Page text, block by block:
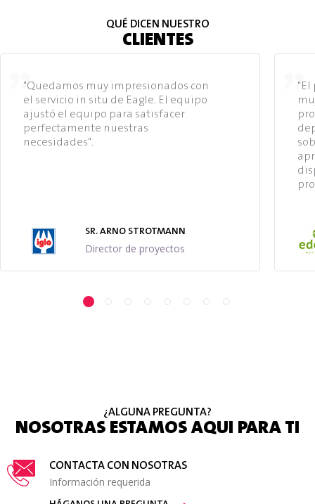
QUÉ DICEN NUESTRO
CLIENTES
"Quedamos muy impresionados con
el servicio in situ de Eagle. El equipo
ajustó el equipo para satisfacer
perfectamente nuestras
necesidades".
SR. ARNO STROTMANN
Director de proyectos
"El
¿ALGUNA PREGUNTA?
NOSOTRAS ESTAMOS AQUI PARA TI
CONTACTA CON NOSOTRAS
Información requerida